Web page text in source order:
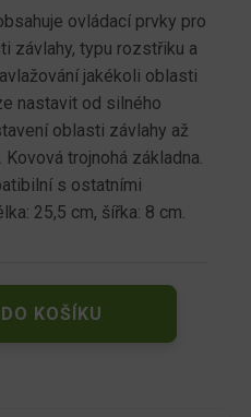
ovládací prvky pro
závlahy, typu rozstřiku a
jakékoli oblasti
nastavit od silného
oblasti závlahy až
trojnohá základna.
s ostatními
25,5 cm, šířka: 8 cm.
KOŠÍKU